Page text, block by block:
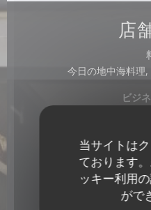
当サイトは
ております
ッキー利用
がで
店
今日の地中海料理
ビジ
サ
取り除
ご利用可能
チケ・レストラン (食